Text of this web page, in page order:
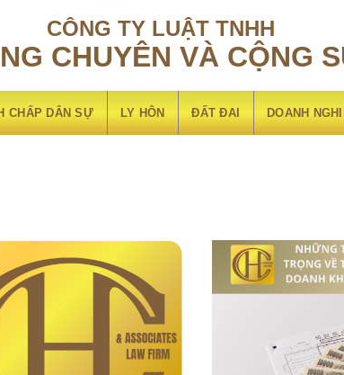
CÔNG TY LUẬT TNHH
CHUYÊN VÀ CỘNG
CHẤP DÂN SỰ LY HÔN ĐẤT ĐAI DOANH
đai các thủ tục đất đai